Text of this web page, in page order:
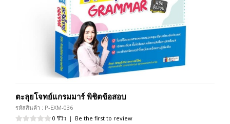
ตะลุยโจทย์แกรมมาร์ พิชิตข้อสอบ
รหัสสินค้า : P-EXM-036
0 รีวิว | Be the first to review